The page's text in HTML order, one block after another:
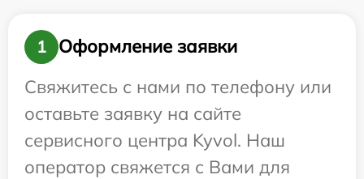
1
Оформление заявки
Свяжитесь с нами по телефону или
оставьте заявку на сайте
сервисного центра Kyvol. Наш
оператор свяжется с Вами для